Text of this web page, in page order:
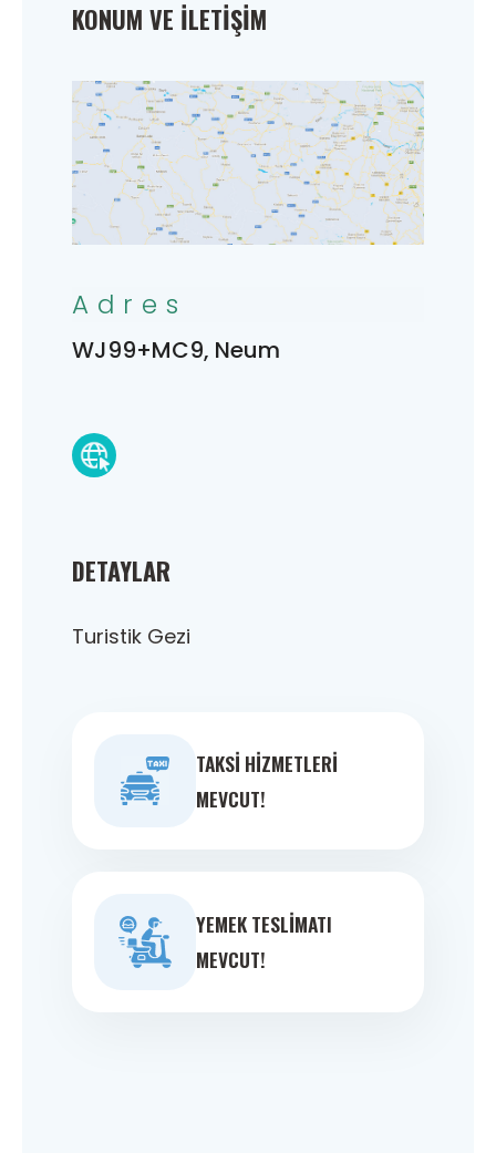
DETAYLAR
Turistik Gezi
TAKSI HIZMETLERI
MEVCUT!
YEMEK TESLIMATI
MEVCUT!
KONUM VE İLETIŞIM
Adres
WJ99+MC9, Neum